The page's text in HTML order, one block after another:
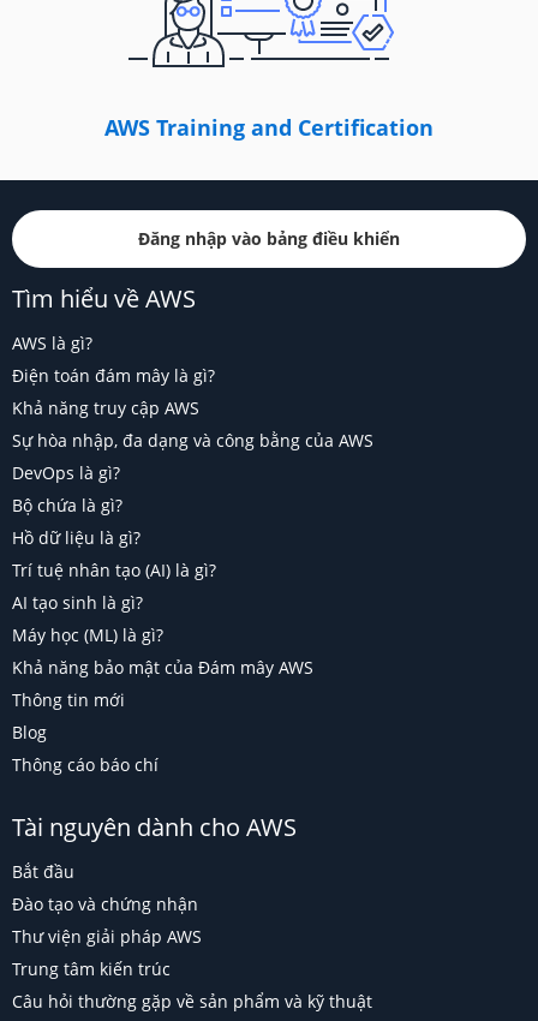
AWS Training and Certification
Đăng nhập vào bảng điều khiển
Tìm hiểu về AWS
AWS là gì?
Điện toán đám mây là gì?
Khả năng truy cập AWS
Sự hòa nhập, đa dạng và công bằng của AWS
DevOps là gì?
Bộ chứa là gì?
Hồ dữ liệu là gì?
Trí tuệ nhân tạo (AI) là gì?
AI tạo sinh là gì?
Máy học (ML) là gì?
Khả năng bảo mật của Đám mây AWS
Thông tin mới
Blog
Thông cáo báo chí
Tài nguyên dành cho AWS
Bắt đầu
Đào tạo và chứng nhận
Thư viện giải pháp AWS
Trung tâm kiến trúc
Câu hỏi thường gặp về sản phẩm và kỹ thuật